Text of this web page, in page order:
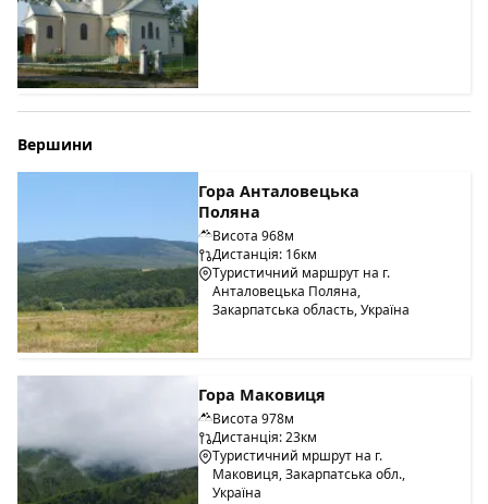
Вершини
Гора Анталовецька
Поляна
Висота 968м
Дистанція: 16км
Туристичний маршрут на г.
Анталовецька Поляна,
Закарпатська область, Україна
Гора Маковиця
Висота 978м
Дистанція: 23км
Туристичний мршрут на г.
Маковиця, Закарпатська обл.,
Україна